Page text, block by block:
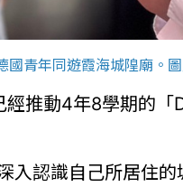
青年同遊霞海城隍廟。
推動4年8學期的
入認識自己所居住